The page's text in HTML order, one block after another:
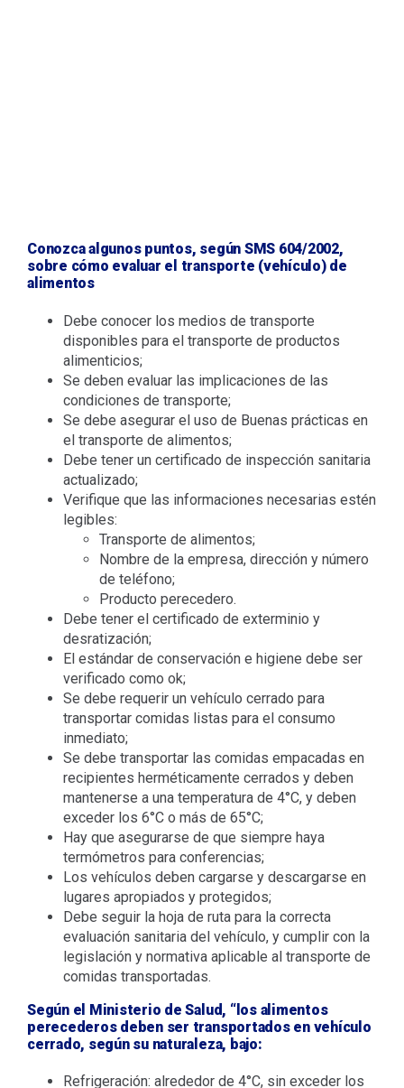
Conozca algunos puntos, según SMS 604/2002,
sobre cómo evaluar el transporte (vehículo) de
alimentos
Debe conocer los medios de transporte
disponibles para el transporte de productos
alimenticios;
Se deben evaluar las implicaciones de las
condiciones de transporte;
Se debe asegurar el uso de Buenas prácticas en
el transporte de alimentos;
Debe tener un certificado de inspección sanitaria
actualizado;
Verifique que las informaciones necesarias estén
legibles:
Transporte de alimentos;
Nombre de la empresa, dirección y número
de teléfono;
Producto perecedero.
Debe tener el certificado de exterminio y
desratización;
El estándar de conservación e higiene debe ser
verificado como ok;
Se debe requerir un vehículo cerrado para
transportar comidas listas para el consumo
inmediato;
Se debe transportar las comidas empacadas en
recipientes herméticamente cerrados y deben
mantenerse a una temperatura de 4°C, y deben
exceder los 6°C o más de 65°C;
Hay que asegurarse de que siempre haya
termómetros para conferencias;
Los vehículos deben cargarse y descargarse en
lugares apropiados y protegidos;
Debe seguir la hoja de ruta para la correcta
evaluación sanitaria del vehículo, y cumplir con la
legislación y normativa aplicable al transporte de
comidas transportadas.
Según el Ministerio de Salud, “los alimentos
perecederos deben ser transportados en vehículo
cerrado, según su naturaleza, bajo:
Refrigeración: alrededor de 4°C, sin exceder los